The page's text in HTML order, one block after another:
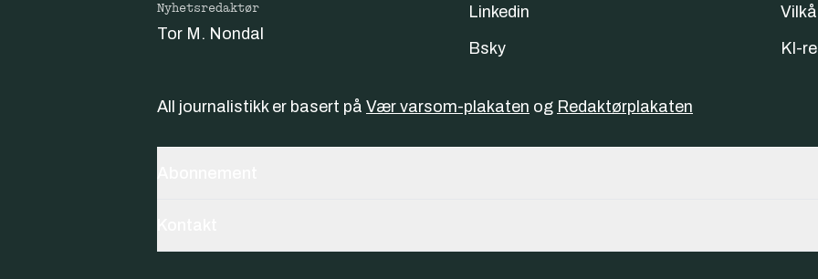
Nyhetsredaktør
Tor M. Nondal
Linkedin
Bsky
KI-
All journalistikk er basert på Vær varsom-plakaten og Redaktørplakaten